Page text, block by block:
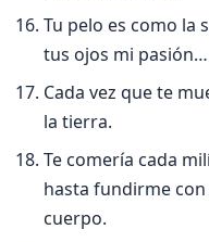
Tu pelo es como la
tus ojos mi pasión…
Cada vez que te
la tierra.
Te comerí­a cada
hasta fundirme
cuerpo.